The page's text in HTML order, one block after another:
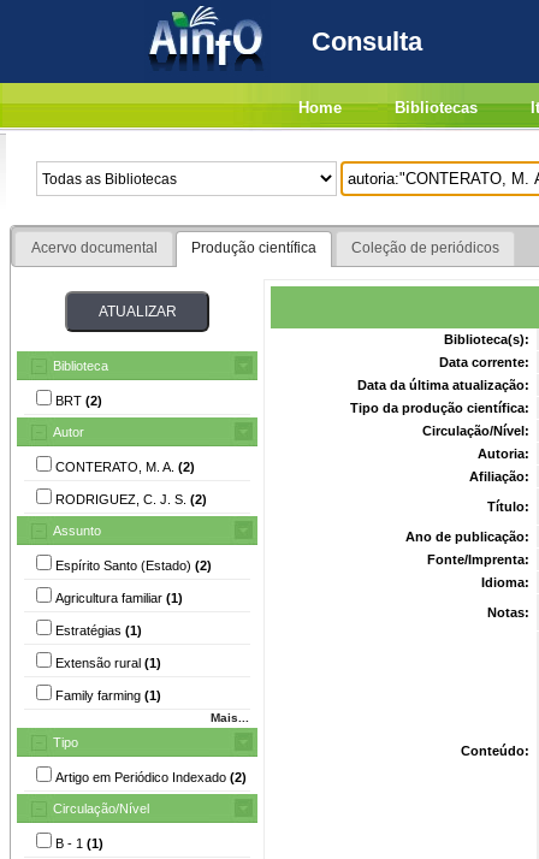
Consulta
Home Bibliotecas
Acervo documental Produção científica Coleção de periódicos
Biblioteca
BRT (2)
Autor
CONTERATO, M. A. (2)
RODRIGUEZ, C. J. S. (2)
Assunto
Espírito Santo (Estado) (2)
Agricultura familiar (1)
Estratégias (1)
Extensão rural (1)
Family farming (1)
Mais...
Tipo
Artigo em Periódico Indexado (2)
Circulação/Nível
B - 1 (1)
Biblioteca(s):
Data corrente:
Data da última atualização:
Tipo da produção científica:
Circulação/Nível:
Autoria:
Afiliação:
Título:
Ano de publicação:
Fonte/Imprenta:
Idioma:
Notas:
Conteúdo: